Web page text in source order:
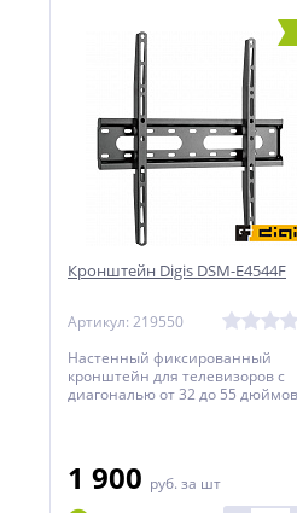
Кронштейн Digis DSM-E4544F
Артикул: 219550
Настенный фиксированный
кронштейн для телевизоров с
диагональю от 32 до 55
1 900 руб. за шт